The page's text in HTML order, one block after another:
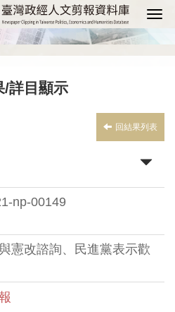
選
/詳目顯示
回結果列表
np-00149
憲改諮詢、民進黨表示歡